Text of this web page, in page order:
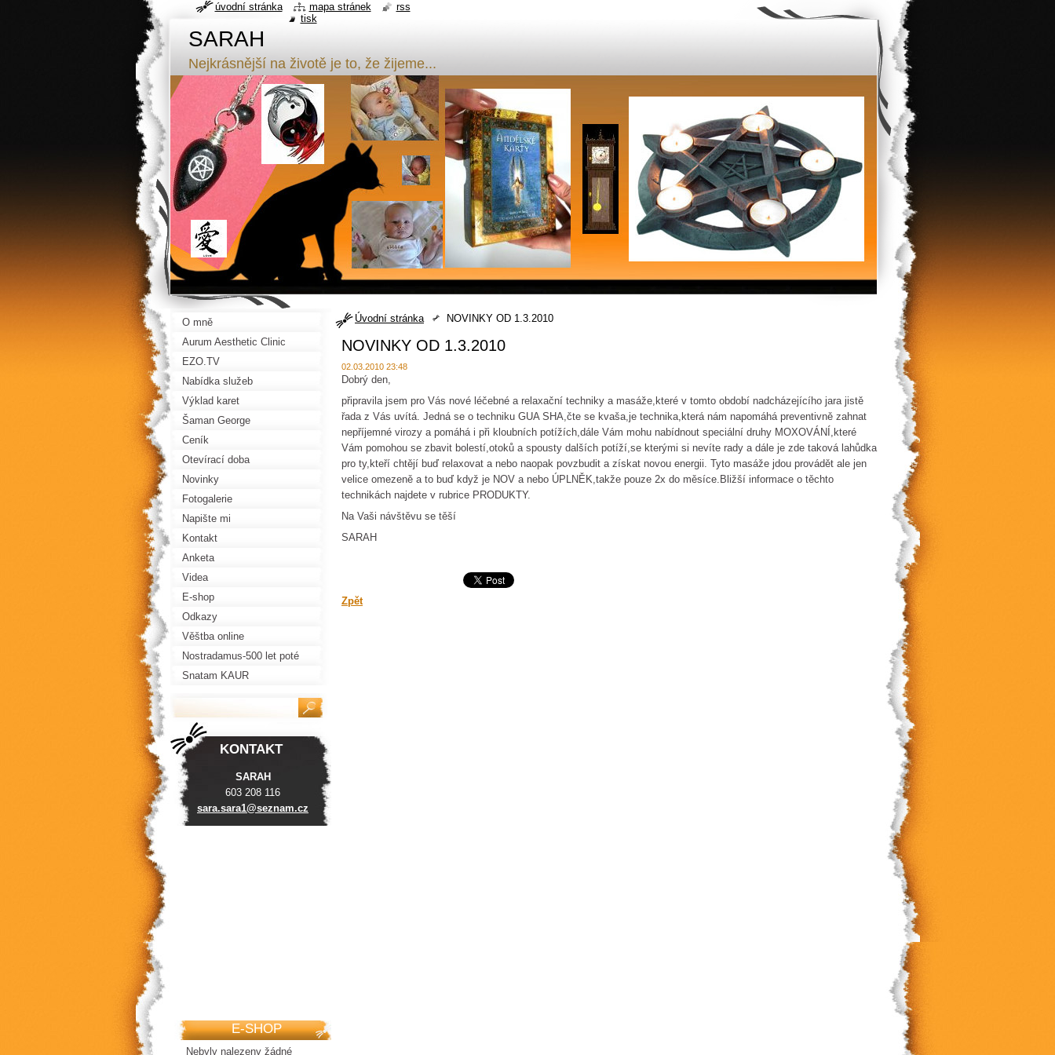
SARAH
Nejkrásnější na životě je to, že žijeme...
Úvodní stránka NOVINKY OD 1.3.2010
NOVINKY OD 1.3.2010
02.03.2010 23:48
Dobrý den,
připravila jsem pro Vás nové léčebné a relaxační techniky a masáže,které v tomto období nadcházejícího jara jistě
řada z Vás uvítá. Jedná se o techniku GUA SHA,čte se kvaša,je technika,která nám napomáhá preventivně zahnat
nepříjemné virozy a pomáhá i při kloubních potížích,dále Vám mohu nabídnout speciální druhy MOXOVÁNÍ,které
Vám pomohou se zbavit bolestí,otoků a spousty dalších potíží,se kterými si nevíte rady a dále je zde taková lahůdka
pro ty,kteří chtějí buď relaxovat a nebo naopak povzbudit a získat novou energii. Tyto masáže jdou provádět ale jen
velice omezeně a to buď když je NOV a nebo ÚPLNĚK,takže pouze 2x do měsíce.Bližší informace o těchto
technikách najdete v rubrice PRODUKTY.
Na Vaši návštěvu se těší
SARAH
Zpět
O mně
Aurum Aesthetic Clinic
EZO.TV
Nabídka služeb
Výklad karet
Šaman George
Ceník
Otevírací doba
Novinky
Fotogalerie
Napište mi
Kontakt
Anketa
Videa
E-shop
Odkazy
Věštba online
Nostradamus-500 let poté
Snatam KAUR
KONTAKT
SARAH
603 208 116
sara.sara1@seznam.cz
E-SHOP
Nebyly nalezeny žádné
úvodní stránka mapa stránek
rss
tisk